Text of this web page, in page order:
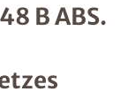
B ABS.